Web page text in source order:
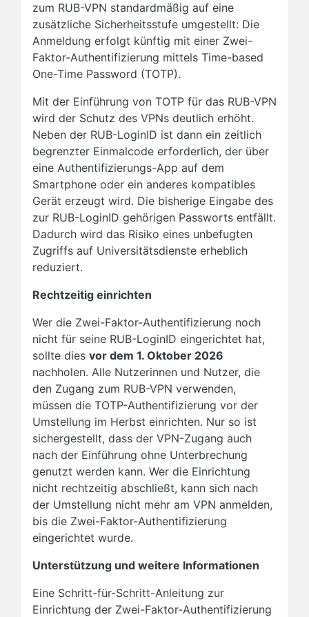
zum RUB-VPN standardmäßig auf eine
zusätzliche Sicherheitsstufe umgestellt: Die
Anmeldung erfolgt künftig mit einer Zwei-
Faktor-Authentifizierung mittels Time-based
One-Time Password (TOTP).
Mit der Einführung von TOTP für das RUB-VPN
wird der Schutz des VPNs deutlich erhöht.
Neben der RUB-LoginID ist dann ein zeitlich
begrenzter Einmalcode erforderlich, der über
eine Authentifizierungs-App auf dem
Smartphone oder ein anderes kompatibles
Gerät erzeugt wird. Die bisherige Eingabe des
zur RUB-LoginID gehörigen Passworts entfällt.
Dadurch wird das Risiko eines unbefugten
Zugriffs auf Universitätsdienste erheblich
reduziert.
Rechtzeitig einrichten
Wer die Zwei-Faktor-Authentifizierung noch
nicht für seine RUB-LoginID eingerichtet hat,
sollte dies vor dem 1. Oktober 2026
nachholen. Alle Nutzerinnen und Nutzer, die
den Zugang zum RUB-VPN verwenden,
müssen die TOTP-Authentifizierung vor der
Umstellung im Herbst einrichten. Nur so ist
sichergestellt, dass der VPN-Zugang auch
nach der Einführung ohne Unterbrechung
genutzt werden kann. Wer die Einrichtung
nicht rechtzeitig abschließt, kann sich nach
der Umstellung nicht mehr am VPN anmelden,
bis die Zwei-Faktor-Authentifizierung
eingerichtet wurde.
Unterstützung und weitere Informationen
Eine Schritt-für-Schritt-Anleitung zur
Einrichtung der Zwei-Faktor-Authentifizierung